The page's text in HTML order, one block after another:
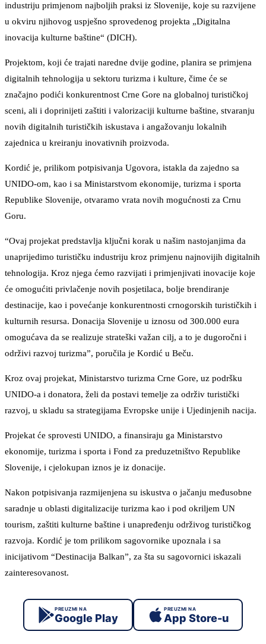
industriju primjenom najboljih praksi iz Slovenije, koje su razvijene
u okviru njihovog uspješno sprovedenog projekta „Digitalna
inovacija kulturne baštine“ (DICH).
Projektom, koji će trajati naredne dvije godine, planira se primjena
digitalnih tehnologija u sektoru turizma i kulture, čime će se
značajno podići konkurentnost Crne Gore na globalnoj turističkoj
sceni, ali i doprinijeti zaštiti i valorizaciji kulturne baštine, stvaranju
novih digitalnih turističkih iskustava i angažovanju lokalnih
zajednica u kreiranju inovativnih proizvoda.
Kordić je, prilikom potpisivanja Ugovora, istakla da zajedno sa
UNIDO-om, kao i sa Ministarstvom ekonomije, turizma i sporta
Republike Slovenije, otvaramo vrata novih mogućnosti za Crnu
Goru.
“Ovaj projekat predstavlja ključni korak u našim nastojanjima da
unaprijedimo turističku industriju kroz primjenu najnovijih digitalnih
tehnologija. Kroz njega ćemo razvijati i primjenjivati inovacije koje
će omogućiti privlačenje novih posjetilaca, bolje brendiranje
destinacije, kao i povećanje konkurentnosti crnogorskih turističkih i
kulturnih resursa. Donacija Slovenije u iznosu od 300.000 eura
omogućava da se realizuje strateški važan cilj, a to je dugoročni i
održivi razvoj turizma”, poručila je Kordić u Beču.
Kroz ovaj projekat, Ministarstvo turizma Crne Gore, uz podršku
UNIDO-a i donatora, želi da postavi temelje za održiv turistički
razvoj, u skladu sa strategijama Evropske unije i Ujedinjenih nacija.
Projekat će sprovesti UNIDO, a finansiraju ga Ministarstvo
ekonomije, turizma i sporta i Fond za preduzetništvo Republike
Slovenije, i cjelokupan iznos je iz donacije.
Nakon potpisivanja razmijenjena su iskustva o jačanju međusobne
saradnje u oblasti digitalizacije turizma kao i pod okriljem UN
tourism, zaštiti kulturne baštine i unapređenju održivog turističkog
razvoja. Kordić je tom prilikom sagovornike upoznala i sa
inicijativom “Destinacija Balkan”, za šta su sagovornici iskazali
zainteresovanost.
PREUZMI NA
Google Play
PREUZMI NA
App Store-u